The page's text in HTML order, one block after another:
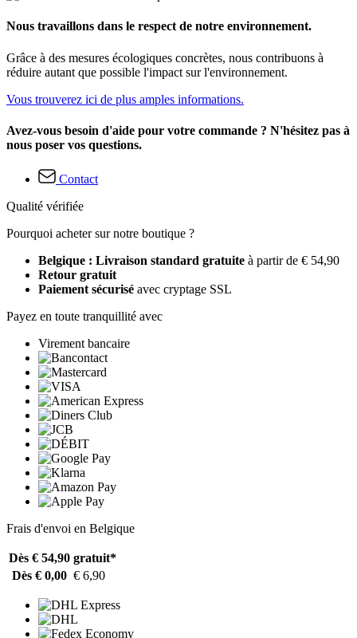
Nous travaillons dans le respect de notre environnement.
Grâce à des mesures écologiques concrètes, nous contribuons à
réduire autant que possible l'impact sur l'environnement.
Vous trouverez ici de plus amples informations.
Avez-vous besoin d'aide pour votre commande ? N'hésitez pas à
nous poser vos questions.
Contact
Qualité vérifiée
Pourquoi acheter sur notre boutique ?
Belgique : Livraison standard gratuite à partir de € 54,90
Retour gratuit
Paiement sécurisé avec cryptage SSL
Payez en toute tranquillité avec
Virement bancaire
Frais d'envoi en Belgique
Dès € 54,90 gratuit*
Dès € 0,00 € 6,90